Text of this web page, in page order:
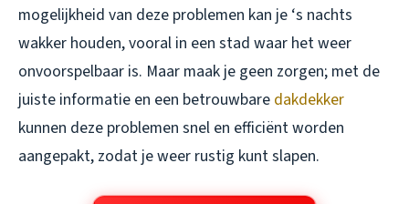
mogelijkheid van deze problemen kan je ‘s nachts
wakker houden, vooral in een stad waar het weer
onvoorspelbaar is. Maar maak je geen zorgen; met de
juiste informatie en een betrouwbare dakdekker
kunnen deze problemen snel en efficiënt worden
aangepakt, zodat je weer rustig kunt slapen.